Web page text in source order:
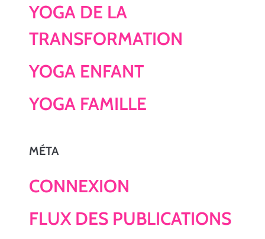
YOGA DE LA
TRANSFORMATION
YOGA ENFANT
YOGA FAMILLE
MÉTA
CONNEXION
FLUX DES PUBLICATIONS